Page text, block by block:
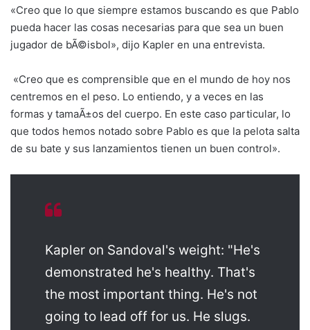
«Creo que lo que siempre estamos buscando es que Pablo
pueda hacer las cosas necesarias para que sea un buen
jugador de bÃ©isbol», dijo Kapler en una entrevista.
«Creo que es comprensible que en el mundo de hoy nos
centremos en el peso. Lo entiendo, y a veces en las
formas y tamaÃ±os del cuerpo. En este caso particular, lo
que todos hemos notado sobre Pablo es que la pelota salta
de su bate y sus lanzamientos tienen un buen control».
Kapler on Sandoval's weight: "He's
demonstrated he's healthy. That's
the most important thing. He's not
going to lead off for us. He slugs.